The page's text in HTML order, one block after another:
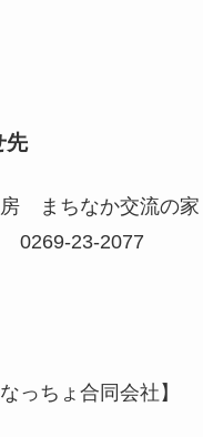
先
まちなか交流の家
23-2077
っちょ合同会社】